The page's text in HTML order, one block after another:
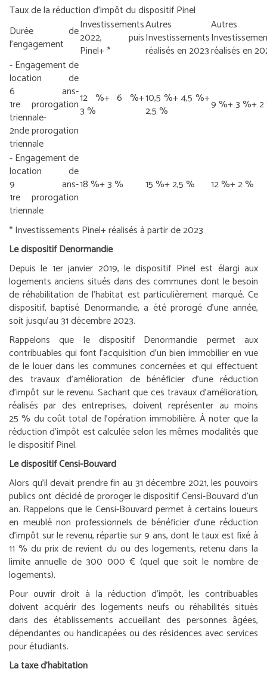
Taux de la réduction d’impôt du dispositif Pinel
Durée de
l’engagement
Investissements
2022, puis
Pinel+ *
Autres
Investissements
réalisés en 2023
Autres
réalisés en
- Engagement de
location de
6 ans-
1re prorogation
triennale-
2ndeprorogation
triennale
12 %+ 6 %+
3 %
10,5 %+ 4,5 %+
2,5 %
9 %+ 3 %+
- Engagement de
location de
9 ans-
1re prorogation
triennale
18 %+ 3 % 15 %+ 2,5 % 12 %+ 2 %
* Investissements Pinel+ réalisés à partir de 2023
Le dispositif Denormandie
Depuis le 1er janvier 2019, le dispositif Pinel est élargi aux
logements anciens situés dans des communes dont le besoin
de réhabilitation de l’habitat est particulièrement marqué. Ce
dispositif, baptisé Denormandie, a été prorogé d’une année,
soit jusqu’au 31 décembre 2023.
Rappelons que le dispositif Denormandie permet aux
contribuables qui font l’acquisition d’un bien immobilier en vue
de le louer dans les communes concernées et qui effectuent
des travaux d’amélioration de bénéficier d’une réduction
d’impôt sur le revenu. Sachant que ces travaux d’amélioration,
réalisés par des entreprises, doivent représenter au moins
25 % du coût total de l’opération immobilière. À noter que la
réduction d’impôt est calculée selon les mêmes modalités que
le dispositif Pinel.
Le dispositif Censi-Bouvard
Alors qu’il devait prendre fin au 31 décembre 2021, les pouvoirs
publics ont décidé de proroger le dispositif Censi-Bouvard d’un
an. Rappelons que le Censi-Bouvard permet à certains loueurs
en meublé non professionnels de bénéficier d’une réduction
d’impôt sur le revenu, répartie sur 9 ans, dont le taux est fixé à
11 % du prix de revient du ou des logements, retenu dans la
limite annuelle de 300 000 € (quel que soit le nombre de
logements).
Pour ouvrir droit à la réduction d’impôt, les contribuables
doivent acquérir des logements neufs ou réhabilités situés
dans des établissements accueillant des personnes âgées,
dépendantes ou handicapées ou des résidences avec services
pour étudiants.
La taxe d’habitation